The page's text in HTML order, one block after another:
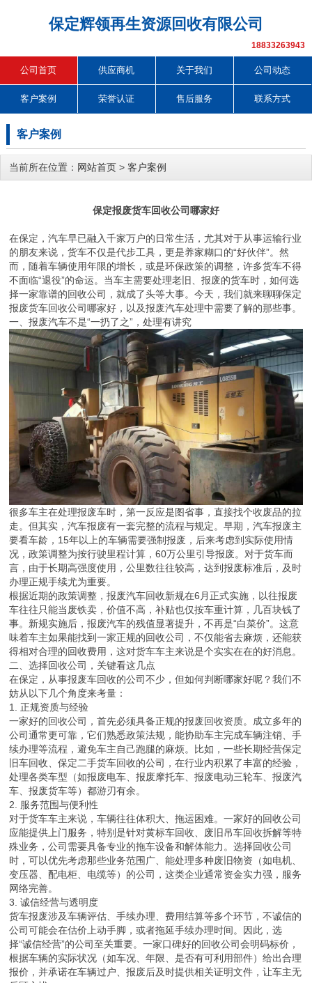
保定辉领再生资源回收有限公司
18833263943
公司首页 供应商机 关于我们 公司动态
客户案例 荣誉认证 售后服务 联系方式
客户案例
当前所在位置： 网站首页 > 客户案例
保定报废货车回收公司哪家好
在保定，汽车早已融入千家万户的日常生活，尤其对于从事运输行业
的朋友来说，货车不仅是代步工具，更是养家糊口的“好伙伴”。然
而，随着车辆使用年限的增长，或是环保政策的调整，许多货车不得
不面临“退役”的命运。当车主需要处理老旧、报废的货车时，如何选
择一家靠谱的回收公司，就成了头等大事。今天，我们就来聊聊保定
报废货车回收公司哪家好，以及报废汽车处理中需要了解的那些事。
一、报废汽车不是“一扔了之”，处理有讲究
很多车主在处理报废车时，第一反应是图省事，直接找个收废品的拉
走。但其实，汽车报废有一套完整的流程与规定。早期，汽车报废主
要看车龄，15年以上的车辆需要强制报废，后来考虑到实际使用情
况，政策调整为按行驶里程计算，60万公里引导报废。对于货车而
言，由于长期高强度使用，公里数往往较高，达到报废标准后，及时
办理正规手续尤为重要。
根据近期的政策调整，报废汽车回收新规在6月正式实施，以往报废
车往往只能当废铁卖，价值不高，补贴也仅按车重计算，几百块钱了
事。新规实施后，报废汽车的残值显著提升，不再是“白菜价”。这意
味着车主如果能找到一家正规的回收公司，不仅能省去麻烦，还能获
得相对合理的回收费用，这对货车车主来说是个实实在在的好消息。
二、选择回收公司，关键看这几点
在保定，从事报废车回收的公司不少，但如何判断哪家好呢？我们不
妨从以下几个角度来考量：
1. 正规资质与经验
一家好的回收公司，首先必须具备正规的报废回收资质。成立多年的
公司通常更可靠，它们熟悉政策法规，能协助车主完成车辆注销、手
续办理等流程，避免车主自己跑腿的麻烦。比如，一些长期经营保定
旧车回收、保定二手货车回收的公司，在行业内积累了丰富的经验，
处理各类车型（如报废电车、报废摩托车、报废电动三轮车、报废汽
车、报废货车等）都游刃有余。
2. 服务范围与便利性
对于货车车主来说，车辆往往体积大、拖运困难。一家好的回收公司
应能提供上门服务，特别是针对黄标车回收、废旧吊车回收拆解等特
殊业务，公司需要具备专业的拖车设备和解体能力。选择回收公司
时，可以优先考虑那些业务范围广、能处理多种废旧物资（如电机、
变压器、配电柜、电缆等）的公司，这类企业通常资金实力强，服务
网络完善。
3. 诚信经营与透明度
货车报废涉及车辆评估、手续办理、费用结算等多个环节，不诚信的
公司可能会在估价上动手脚，或者拖延手续办理时间。因此，选
择“诚信经营”的公司至关重要。一家口碑好的回收公司会明码标价，
根据车辆的实际状况（如车况、年限、是否有可利用部件）给出合理
报价，并承诺在车辆过户、报废后及时提供相关证明文件，让车主无